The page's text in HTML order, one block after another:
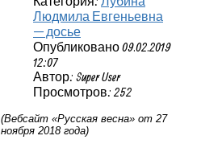
Людмила Евгеньевна
— досье
Опубликовано 09.02.2019
12:07
Автор: Super User
Просмотров: 252
(Вебсайт «Русская весна» от 27
ноября 2018 года)